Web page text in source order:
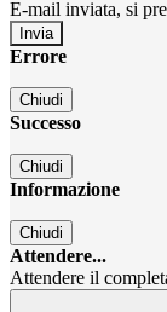
E-mail inviata, si
Errore
Chiudi
Successo
Chiudi
Informazione
Chiudi
Attendere...
Attendere il